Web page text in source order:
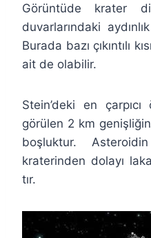
Görüntüde krater
duvarlarındaki
Burada bazı çıkıntılı
ait de olabilir.
Stein’deki en
görülen 2 km
boşluktur.
kraterinden dolayı
tır.